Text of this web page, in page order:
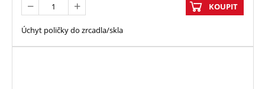
KOUPIT
Úchyt poličky do zrcadla/skla